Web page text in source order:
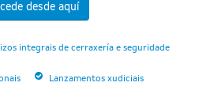
desde aquí
integrais de cerraxería e seguridade
Lanzamentos xudiciais